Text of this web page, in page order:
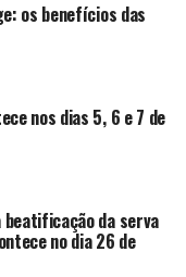
os benefícios das
nos dias 5, 6 e 7 de
da serva
no dia 26 de